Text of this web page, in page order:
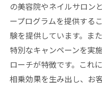
の美容院やネイルサロン
ープログラムを提供する
験を提供しています。ま
特別なキャンペーンを実
ローチが特徴です。これ
相乗効果を生み出し、お